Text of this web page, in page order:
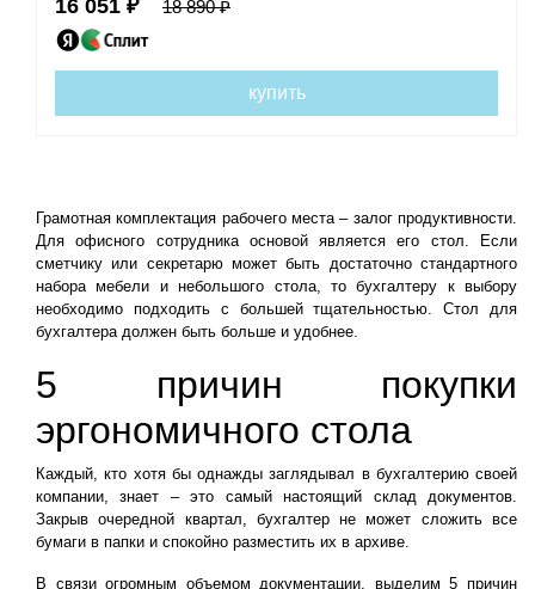
16 051 ₽ 18 890 ₽
купить
Грамотная комплектация рабочего места – залог продуктивности.
Для офисного сотрудника основой является его стол. Если
сметчику или секретарю может быть достаточно стандартного
набора мебели и небольшого стола, то бухгалтеру к выбору
необходимо подходить с большей тщательностью. Стол для
бухгалтера должен быть больше и удобнее.
5 причин покупки
эргономичного стола
Каждый, кто хотя бы однажды заглядывал в бухгалтерию своей
компании, знает – это самый настоящий склад документов.
Закрыв очередной квартал, бухгалтер не может сложить все
бумаги в папки и спокойно разместить их в архиве.
В связи огромным объемом документации, выделим 5 причин